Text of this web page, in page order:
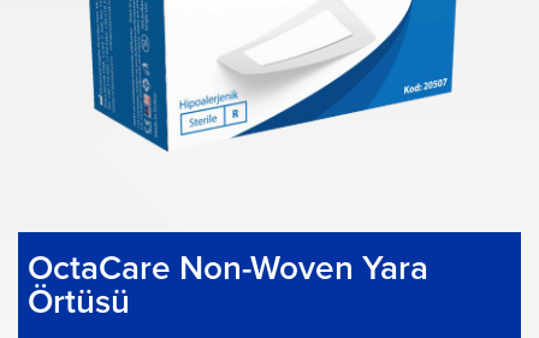
OctaCare Non-Woven Yara
Örtüsü